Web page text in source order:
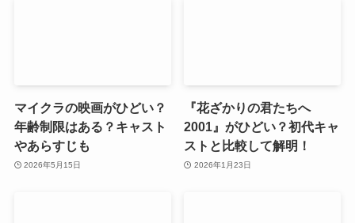
マイクラの映画がひどい？
年齢制限はある？キャスト
やあらすじも
2026年5月15日
『花ざかりの君たちへ
2001』がひどい？初代キャ
ストと比較して解明！
2026年1月23日